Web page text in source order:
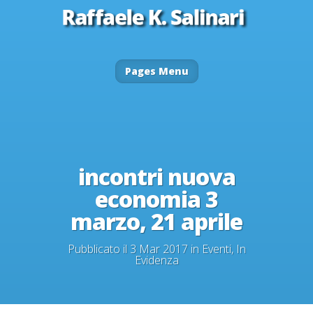
Pages Menu
incontri nuova
economia 3
marzo, 21 aprile
Pubblicato il 3 Mar 2017 in Eventi, In
Evidenza